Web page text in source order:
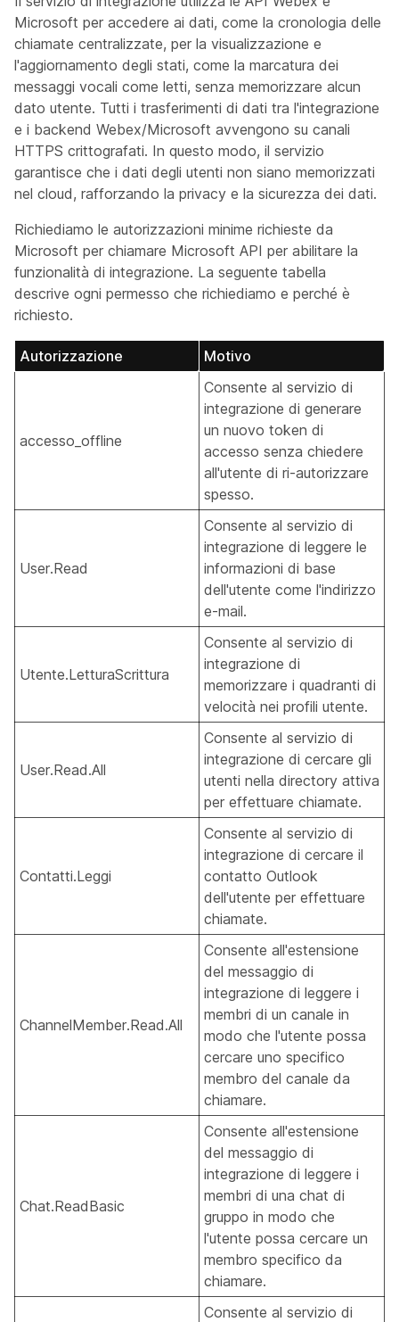
Microsoft per accedere ai dati, come la cronologia delle
chiamate centralizzate, per la visualizzazione e
l'aggiornamento degli stati, come la marcatura dei
messaggi vocali come letti, senza memorizzare alcun
dato utente. Tutti i trasferimenti di dati tra l'integrazione
e i backend Webex/Microsoft avvengono su canali
HTTPS crittografati. In questo modo, il servizio
garantisce che i dati degli utenti non siano memorizzati
nel cloud, rafforzando la privacy e la sicurezza dei dati.
Richiediamo le autorizzazioni minime richieste da
Microsoft per chiamare Microsoft API per abilitare la
funzionalità di integrazione. La seguente tabella
descrive ogni permesso che richiediamo e perché è
richiesto.
Autorizzazione Motivo
accesso_offline
Consente al servizio di
integrazione di generare
un nuovo token di
accesso senza chiedere
all'utente di ri-autorizzare
spesso.
User.Read
Consente al servizio di
integrazione di leggere le
informazioni di base
dell'utente come l'indirizzo
e-mail.
Utente.LetturaScrittura
Consente al servizio di
integrazione di
memorizzare i quadranti di
velocità nei profili utente.
User.Read.All
Consente al servizio di
integrazione di cercare gli
utenti nella directory attiva
per effettuare chiamate.
Contatti.Leggi
Consente al servizio di
integrazione di cercare il
contatto Outlook
dell'utente per effettuare
chiamate.
ChannelMember.Read.All
Consente all'estensione
del messaggio di
integrazione di leggere i
membri di un canale in
modo che l'utente possa
cercare uno specifico
membro del canale da
chiamare.
Chat.ReadBasic
Consente all'estensione
del messaggio di
integrazione di leggere i
membri di una chat di
gruppo in modo che
l'utente possa cercare un
membro specifico da
chiamare.
Consente al servizio di